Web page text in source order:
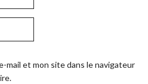
mail et mon site dans le navigateur